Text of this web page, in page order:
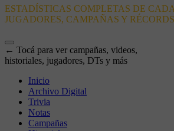
ESTADÍSTICAS COMPLETAS DE
JUGADORES, CAMPAÑAS Y RÉCORDS
← Tocá para ver campañas, videos,
historiales, jugadores, DTs y más
Inicio
Archivo Digital
Trivia
Notas
Campañas